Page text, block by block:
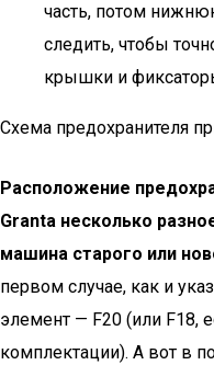
часть, потом
следить, чтобы
крышки и
Схема предохранителя
Расположение
Granta несколько
машина старого или
первом случае, как и
элемент — F20 (или F18,
комплектации). А вот в